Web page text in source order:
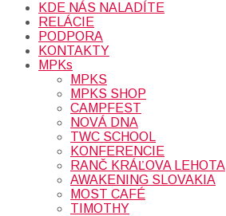
KDE NÁS NALADÍTE
RELÁCIE
PODPORA
KONTAKTY
MPKs
MPKS
MPKS SHOP
CAMPFEST
NOVÁ DNA
TWC SCHOOL
KONFERENCIE
RANČ KRÁĽOVA LEHOTA
AWAKENING SLOVAKIA
MOST CAFÉ
TIMOTHY